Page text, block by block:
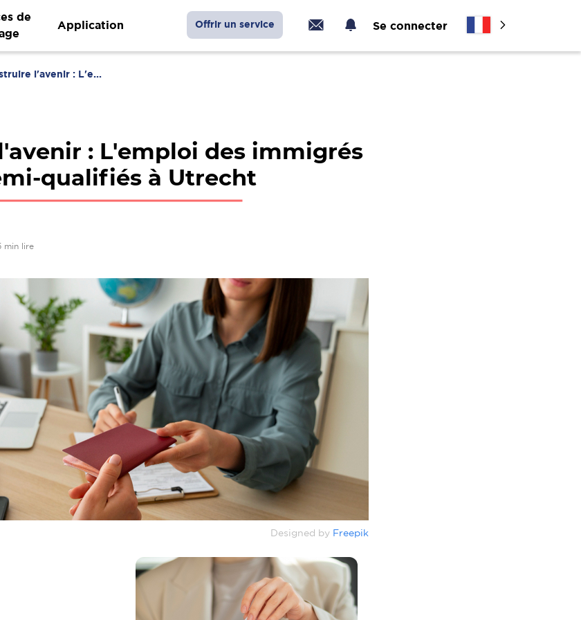
de
Application Offrir un service Se connecter
l'avenir : L'e...
: L'emploi des immigrés
qualifiés à Utrecht
min lire
Designed by Freepik